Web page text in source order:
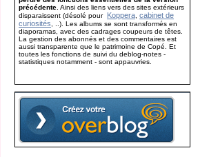
précédente . Ainsi des liens vers des sites extérieurs
disparaissent (désolé pour Koppera ,cabinet de
curiosités , ..). Les albums se sont transformés en
diaporamas, avec des cadrages coupeurs de têtes.
La gestion des abonnés et des commentaires est
aussi transparente que le patrimoine de Copé. Et
toutes les fonctions de suivi du deblog-notes -
statistiques notamment - sont appauvries.